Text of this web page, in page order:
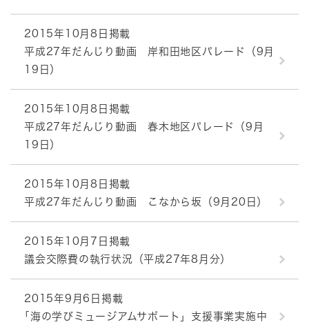
2015年10月8日掲載
平成27年だんじり動画 岸和田地区パレード（9月
19日）
2015年10月8日掲載
平成27年だんじり動画 春木地区パレード（9月
19日）
2015年10月8日掲載
平成27年だんじり動画 こなから坂（9月20日）
2015年10月7日掲載
議会交際費の執行状況（平成27年8月分）
2015年9月6日掲載
｢海の学びミュージアムサポート」支援事業実施中